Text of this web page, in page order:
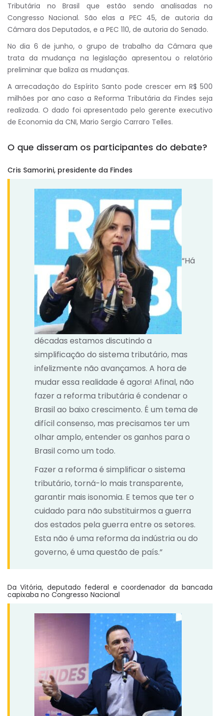
Tributária no Brasil que estão sendo analisadas no
Congresso Nacional. São elas a PEC 45, de autoria da
Câmara dos Deputados, e a PEC 110, de autoria do Senado.
No dia 6 de junho, o grupo de trabalho da Câmara que
trata da mudança na legislação apresentou o relatório
preliminar que baliza as mudanças.
A arrecadação do Espírito Santo pode crescer em R$ 500
milhões por ano caso a Reforma Tributária da Findes seja
realizada. O dado foi apresentado pelo gerente executivo
de Economia da CNI, Mario Sergio Carraro Telles.
O que disseram os participantes do debate?
Cris Samorini, presidente da Findes
“Há
décadas estamos discutindo a
simplificação do sistema tributário, mas
infelizmente não avançamos. A hora de
mudar essa realidade é agora! Afinal, não
fazer a reforma tributária é condenar o
Brasil ao baixo crescimento. É um tema de
difícil consenso, mas precisamos ter um
olhar amplo, entender os ganhos para o
Brasil como um todo.
Fazer a reforma é simplificar o sistema
tributário, torná-lo mais transparente,
garantir mais isonomia. E temos que ter o
cuidado para não substituirmos a guerra
dos estados pela guerra entre os setores.
Esta não é uma reforma da indústria ou do
governo, é uma questão de país.”
Da Vitória, deputado federal e coordenador da bancada
capixaba no Congresso Nacional